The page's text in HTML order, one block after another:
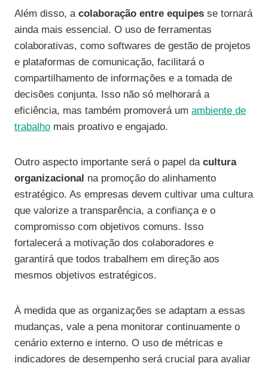
Além disso, a colaboração entre equipes se tornará
ainda mais essencial. O uso de ferramentas
colaborativas, como softwares de gestão de projetos
e plataformas de comunicação, facilitará o
compartilhamento de informações e a tomada de
decisões conjunta. Isso não só melhorará a
eficiência, mas também promoverá um ambiente de
trabalho mais proativo e engajado.
Outro aspecto importante será o papel da cultura
organizacional na promoção do alinhamento
estratégico. As empresas devem cultivar uma cultura
que valorize a transparência, a confiança e o
compromisso com objetivos comuns. Isso
fortalecerá a motivação dos colaboradores e
garantirá que todos trabalhem em direção aos
mesmos objetivos estratégicos.
À medida que as organizações se adaptam a essas
mudanças, vale a pena monitorar continuamente o
cenário externo e interno. O uso de métricas e
indicadores de desempenho será crucial para avaliar